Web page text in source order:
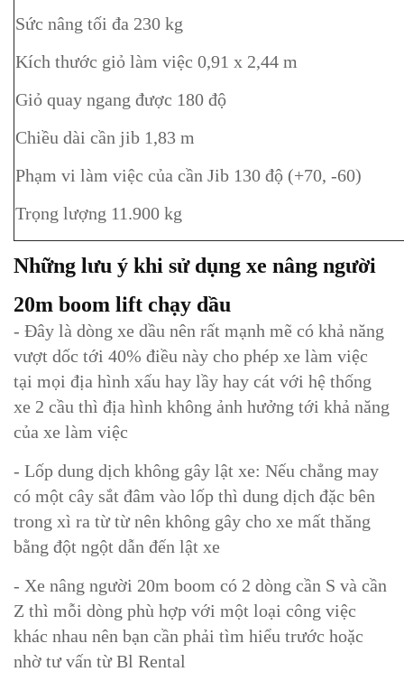
Sức nâng tối đa 230 kg
Kích thước giỏ làm việc 0,91 x 2,44 m
Giỏ quay ngang được 180 độ
Chiều dài cần jib 1,83 m
Phạm vi làm việc của cần Jib 130 độ (+70, -60)
Trọng lượng 11.900 kg
Những lưu ý khi sử dụng xe nâng người
20m boom lift chạy dầu
- Đây là dòng xe dầu nên rất mạnh mẽ có khả năng
vượt dốc tới 40% điều này cho phép xe làm việc
tại mọi địa hình xấu hay lầy hay cát với hệ thống
xe 2 cầu thì địa hình không ảnh hưởng tới khả năng
của xe làm việc
- Lốp dung dịch không gây lật xe: Nếu chẳng may
có một cây sắt đâm vào lốp thì dung dịch đặc bên
trong xì ra từ từ nên không gây cho xe mất thăng
bằng đột ngột dẫn đến lật xe
- Xe nâng người 20m boom có 2 dòng cần S và cần
Z thì mỗi dòng phù hợp với một loại công việc
khác nhau nên bạn cần phải tìm hiểu trước hoặc
nhờ tư vấn từ Bl Rental